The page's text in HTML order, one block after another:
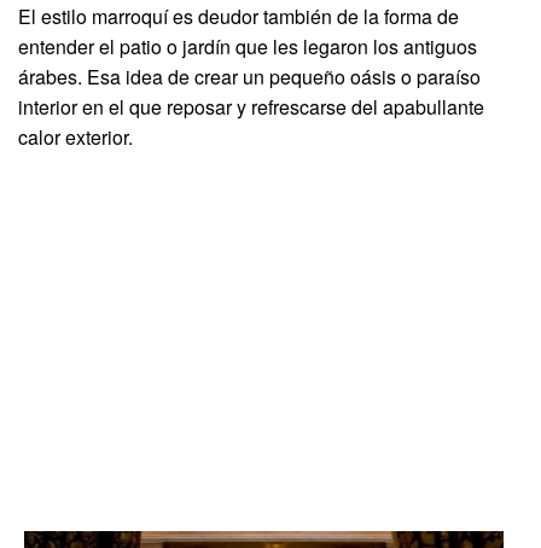
El estilo marroquí es deudor también de la forma de
entender el patio o jardín que les legaron los antiguos
árabes. Esa idea de crear un pequeño oásis o paraíso
interior en el que reposar y refrescarse del apabullante
calor exterior.